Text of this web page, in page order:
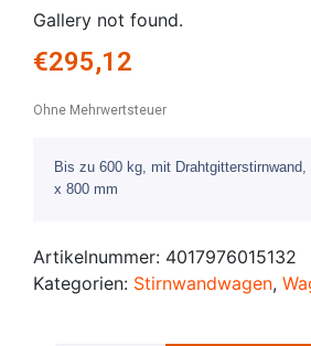
Gallery not found.
€295,12
Ohne Mehrwertsteuer
Bis zu 600 kg, mit
x 800 mm
Artikelnummer: 4017976015132
Kategorien: Stirnwandwagen,